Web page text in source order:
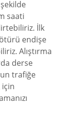
saati
İlk
endişe
Alıştırma
derse
trafiğe
için